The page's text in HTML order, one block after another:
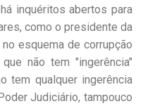
inquéritos abertos para
como o presidente da
no esquema de corrupção
não tem "ingerência"
tem qualquer ingerência
Judiciário, tampouco